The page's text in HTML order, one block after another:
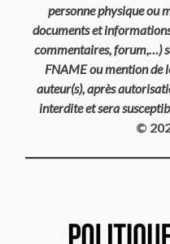
personne physique ou
documents et
commentaires, forum,…)
FNAME ou mention de
auteur(s), après
interdite et sera
©